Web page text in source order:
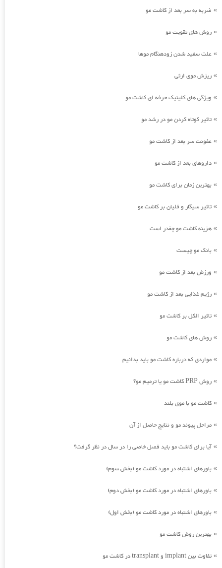
» ضربه به سر بعد از کاشت مو
» روش های تقویت مو
» علت سفید شدن زودهنگام موها
» ریزش موی ارثی
» ویژگی های کلینیک حرفه ای کاشت مو
» تاثیر کوتاه کردن مو در رشد مو
» عفونت سر بعد از کاشت مو
» داروهای بعد از کاشت مو
» بهترین زمان برای کاشت مو
» تاثیر سیگار و قلیان بر کاشت مو
» هزینه کاشت مو چقدر است
» بانک مو چیست
» ورزش بعد از کاشت مو
» رژیم غذایی بعد از کاشت مو
» تاثیر الکل بر کاشت مو
» روش های کاشت مو
» مواردی که درباره کاشت مو باید بدانیم
» روش PRP کاشت مو یا ترمیم مو؟
» کاشت مو با موی بلند
» مراحل پیوند مو و نتایج حاصل از آن
»آیا برای کاشت مو باید فصل خاصی را در سال در نظر گرفت؟
» باورهای اشتباه در مورد کاشت مو (بخش سوم)
» باورهای اشتباه در مورد کاشت مو (بخش دوم)
» باورهای اشتباه در مورد کاشت مو (بخش اول)
» بهترین روش کاشت مو
» تفاوت بین implant و transplant در کاشت مو